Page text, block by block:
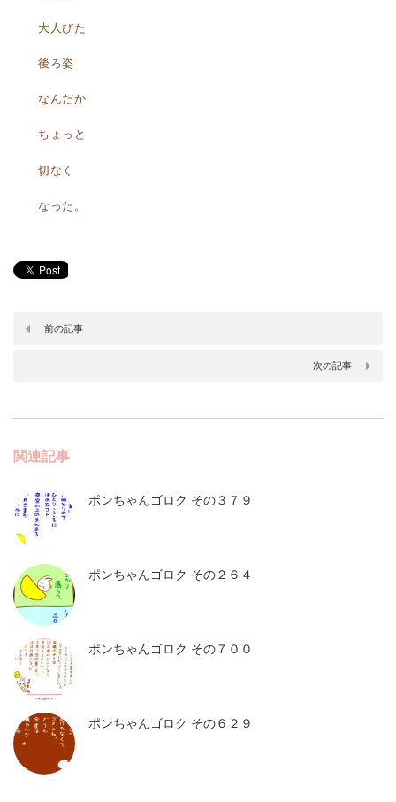
大人びた
後ろ姿
なんだか
ちょっと
切なく
なった。
前の記事
次の記事
関連記事
ポンちゃんゴロク その３７９
ポンちゃんゴロク その２６４
ポンちゃんゴロク その７００
ポンちゃんゴロク その６２９